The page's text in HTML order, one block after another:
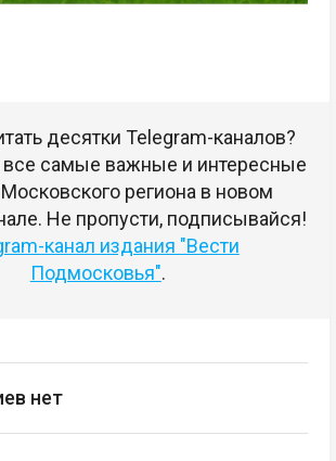
десятки Telegram-каналов?
самые важные и интересные
региона в новом
Не пропусти, подписывайся!
канал издания "Вести
Подмосковья".
нет